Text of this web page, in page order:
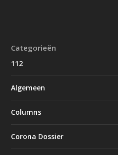
Categorieën
112
Algemeen
Columns
Corona Dossier